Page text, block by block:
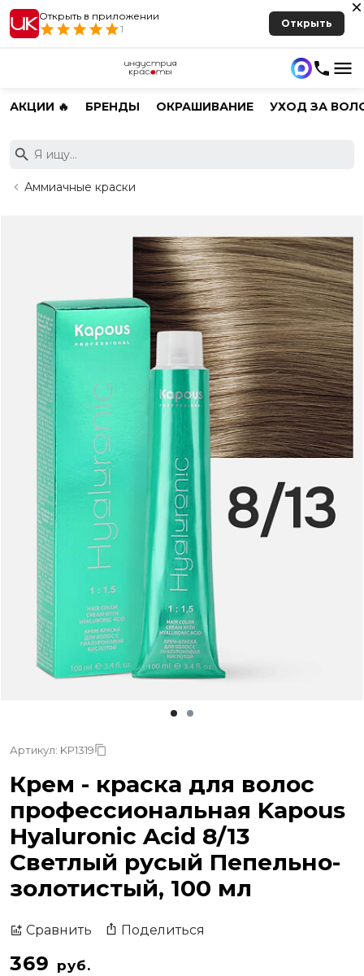
Открыть в приложении
1
Открыть
АКЦИИ 🔥 БРЕНДЫ ОКРАШИВАНИЕ УХОД ЗА
Аммиачные краски
Артикул: KP1319
Крем - краска для волос
профессиональная Kapous
Hyaluronic Acid 8/13
Светлый русый Пепельно-
золотистый, 100 мл
Сравнить Поделиться
369 руб.